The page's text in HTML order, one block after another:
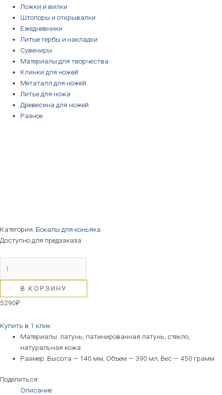
Ложки и вилки
Штопоры и открывалки
Ежедневники
Литые гербы и накладки
Сувениры
Материалы для творчества
Клинки для ножей
Метаталл для ножей
Литье для ножа
Древесина для ножей
Разное
Категория: Бокалы для коньяка
Доступно для предзаказа
В КОРЗИНУ
5290₽
Купить в 1 клик
Материалы: латунь, патинированная латунь, стекло,
натуральная кожа
Размер: Высота — 140 мм, Объем — 390 мл, Вес — 450 грамм
Поделиться:
Описание